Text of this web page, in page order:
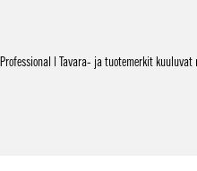
| Tavara- ja tuotemerkit